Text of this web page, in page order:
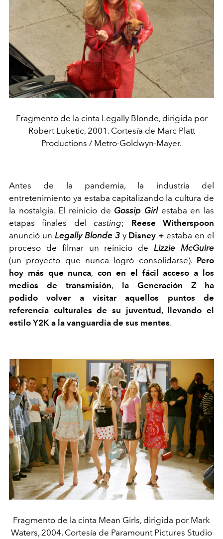
Fragmento de la cinta Legally Blonde, dirigida por
Robert Luketic, 2001. Cortesía de Marc Platt
Productions / Metro-Goldwyn-Mayer.
Antes de la pandemia, la industria del
entretenimiento ya estaba capitalizando la cultura de
la nostalgia. El reinicio de Gossip Girlestaba en las
etapas finales delcasting; Reese Witherspoon
anunció un Legally Blonde 3yDisney + estaba en el
proceso de filmar un reinicio deLizzie McGuire
(un proyecto que nunca logró consolidarse). Pero
hoy más que nunca, con en el fácil acceso a los
medios de transmisión, la Generación Z ha
podido volver a visitar aquellos puntos de
referencia culturales de su juventud, llevando el
estilo Y2K a la vanguardia de sus mentes.
Fragmento de la cinta Mean Girls, dirigida por Mark
Waters, 2004. Cortesía de Paramount Pictures Studio